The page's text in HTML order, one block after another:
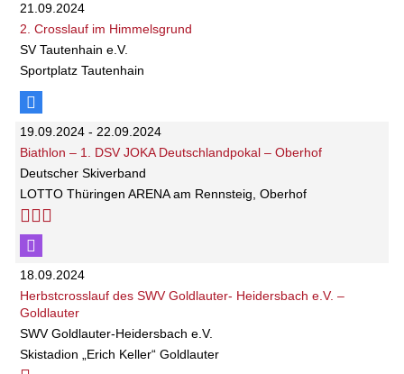
21.09.2024
2. Crosslauf im Himmelsgrund
SV Tautenhain e.V.
Sportplatz Tautenhain
19.09.2024 - 22.09.2024
Biathlon – 1. DSV JOKA Deutschlandpokal – Oberhof
Deutscher Skiverband
LOTTO Thüringen ARENA am Rennsteig, Oberhof
18.09.2024
Herbstcrosslauf des SWV Goldlauter- Heidersbach e.V. –
Goldlauter
SWV Goldlauter-Heidersbach e.V.
Skistadion „Erich Keller“ Goldlauter